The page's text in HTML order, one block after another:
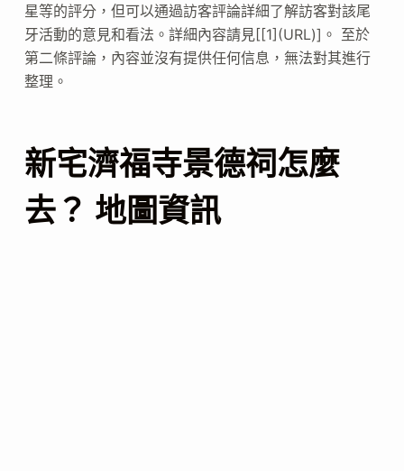
星等的評分，但可以通過訪客評論詳細了解訪客對該尾
牙活動的意見和看法。詳細內容請見[[1](URL)]。 至於
第二條評論，內容並沒有提供任何信息，無法對其進行
整理。
新宅濟福寺景德祠怎麼
去？ 地圖資訊